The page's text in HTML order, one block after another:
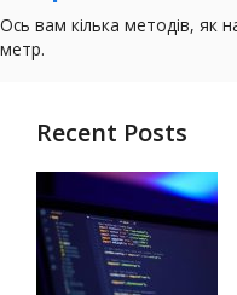
Recent Posts